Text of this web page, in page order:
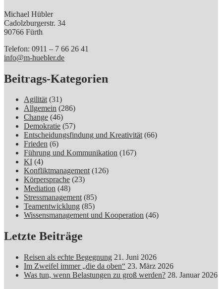
Michael Hübler
Cadolzburgerstr. 34
90766 Fürth
Telefon: 0911 – 7 66 26 41
info@m-huebler.de
Beitrags-Kategorien
Agilität(31)
Allgemein (286)
Change (46)
Demokratie (57)
Entscheidungsfindung und Kreativität(66)
Frieden (6)
Führung und Kommunikation (167)
KI (4)
Konfliktmanagement(126)
Körpersprache (23)
Mediation (48)
Stressmanagement(85)
Teamentwicklung (85)
Wissensmanagement und Kooperation (46)
Letzte Beiträge
Reisen als echte Begegnung 21. Juni 2026
Im Zweifel immer „die da oben“ 23. März 2026
Was tun, wenn Belastungen zu groß werden? 28. Januar 2026